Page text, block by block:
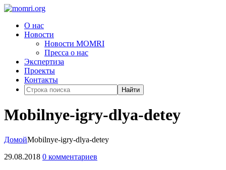
О нас
Новости
Новости MOMRI
Пресса о нас
Экспертиза
Проекты
Контакты
Найти
Mobilnye-igry-dlya-detey
ДомойMobilnye-igry-dlya-detey
29.08.2018 0 комментариев